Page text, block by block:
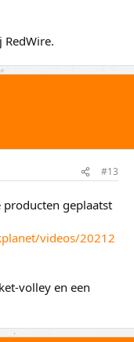
#13
geplaatst
videos/20212
volley en een